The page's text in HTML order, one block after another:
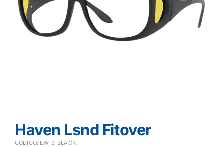
Haven Lsnd Fitover
CÓDIGO: EW-3-BLACK